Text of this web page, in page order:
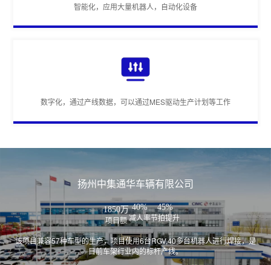
智能化，应用大量机器人，自动化设备
数字化，通过产线数据，可以通过MES驱动生产计划等工作
扬州中集通华车辆有限公司
1850万
项目额
40%
减人率
45%
节拍提升
该项目兼容57种车型的生产，项目使用6台RGV,40多台机器人进行焊接，是
目前车架行业内的标杆产线。